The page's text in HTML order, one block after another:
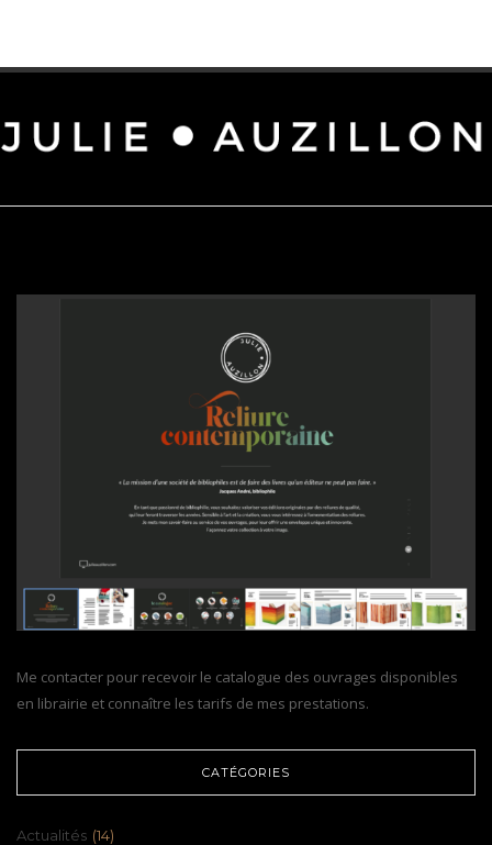
Me contacter pour recevoir le catalogue des ouvrages disponibles
en librairie et connaître les tarifs de mes prestations.
CATÉGORIES
Actualités (14)